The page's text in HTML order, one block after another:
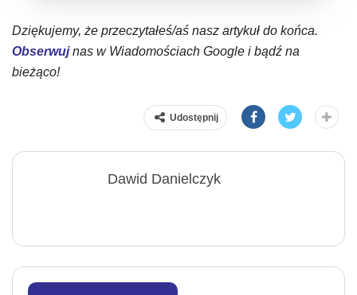
Dziękujemy, że przeczytałeś/aś nasz artykuł do końca.
Obserwujnas w Wiadomościach Google i bądź na
bieżąco!
Udostępnij
Dawid Danielczyk